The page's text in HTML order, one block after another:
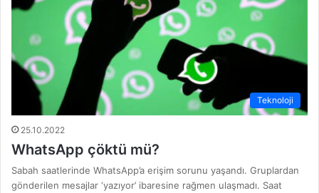
Teknoloji
25.10.2022
WhatsApp çöktü mü?
Sabah saatlerinde WhatsApp’a erişim sorunu yaşandı. Gruplardan
gönderilen mesajlar ‘yazıyor’ ibaresine rağmen ulaşmadı. Saat